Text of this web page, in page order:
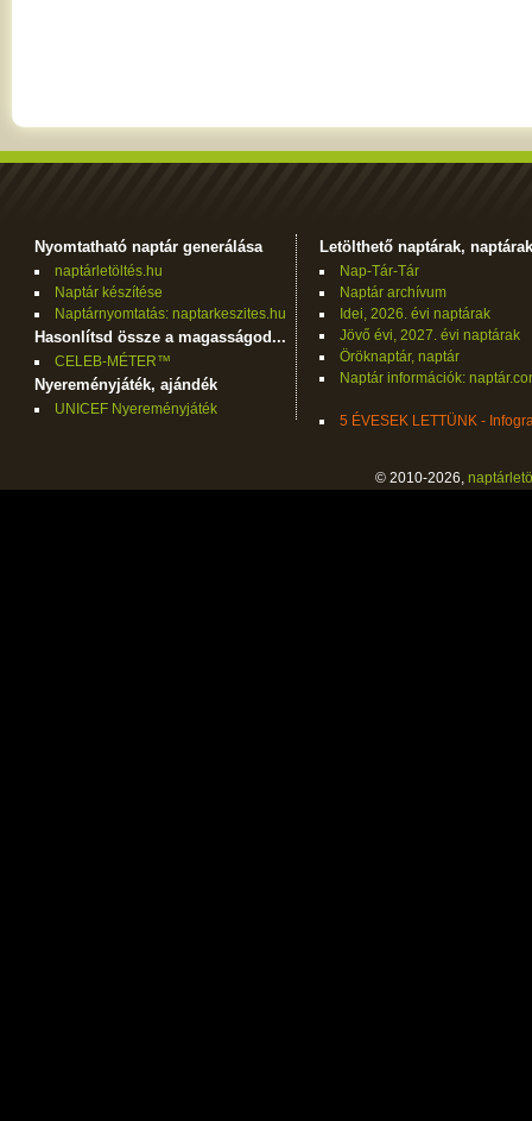
Nyomtatható naptár generálása
naptárletöltés.hu
Naptár készítése
Naptárnyomtatás: naptarkeszites.hu
Hasonlítsd össze a magasságod...
CELEB-MÉTER™
Nyereményjáték, ajándék
UNICEF Nyereményjáték
Letölthető naptárak, naptárak
Nap-Tár-Tár
Naptár archívum
Idei, 2026. évi naptárak
Jövő évi, 2027. évi naptárak
Öröknaptár, naptár
Naptár információk:
5 ÉVESEK LETTÜNK -
© 2010-2026,